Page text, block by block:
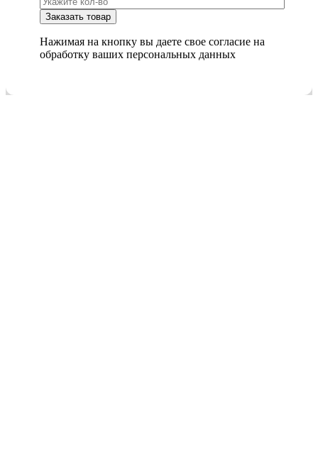
Нажимая на кнопку вы даете свое согласие на
обработку ваших персональных данных